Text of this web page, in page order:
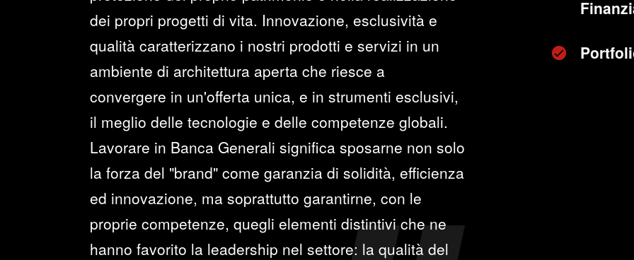
dei propri progetti di vita. Innovazione, esclusività e
qualità caratterizzano i nostri prodotti e servizi in un
ambiente di architettura aperta che riesce a
convergere in un'offerta unica, e in strumenti esclusivi,
il meglio delle tecnologie e delle competenze globali.
Lavorare in Banca Generali significa sposarne non solo
la forza del "brand" come garanzia di solidità, efficienza
ed innovazione, ma soprattutto garantirne, con le
proprie competenze, quegli elementi distintivi che ne
hanno favorito la leadership nel settore: la qualità del